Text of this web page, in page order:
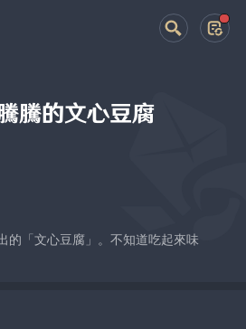
騰的文心豆腐
的「文心豆腐」。不知道吃起來味